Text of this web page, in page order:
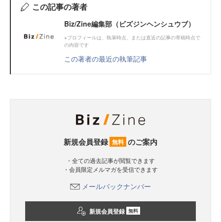
この記事の著者
Biz/Zine編集部（ビズジンヘンシュウブ）
※プロフィールは、執筆時点、または直近の記事の寄稿時点で
の内容です
この著者の最近の執筆記事
新規会員登録 無料 のご案内
・全ての過去記事が閲覧できます
・会員限定メルマガを受信できます
メールバックナンバー
新規会員登録 無料